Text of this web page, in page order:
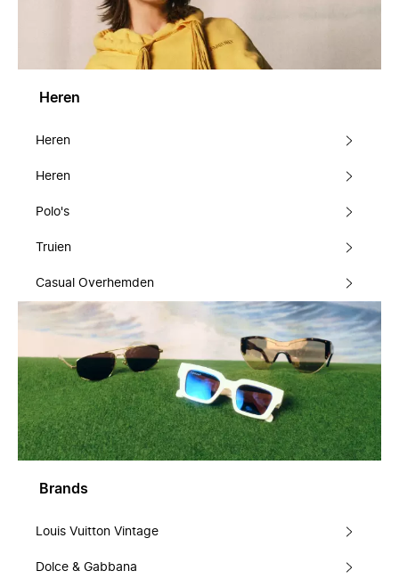
Heren
Heren
Heren
Polo's
Truien
Casual Overhemden
Brands
Louis Vuitton Vintage
Dolce & Gabbana